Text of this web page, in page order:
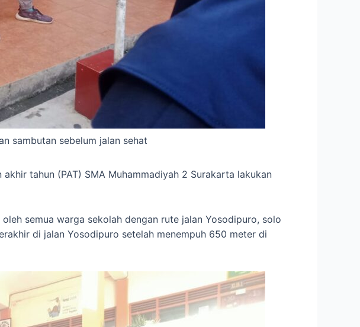
sambutan sebelum jalan sehat
tahun (PAT) SMA Muhammadiyah 2 Surakarta lakukan
semua warga sekolah dengan rute jalan Yosodipuro, solo
di jalan Yosodipuro setelah menempuh 650 meter di